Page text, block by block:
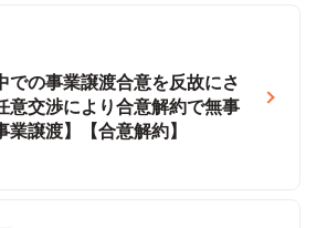
での事業譲渡合意を反故にさ
意交渉により合意解約で無事
譲渡】【合意解約】